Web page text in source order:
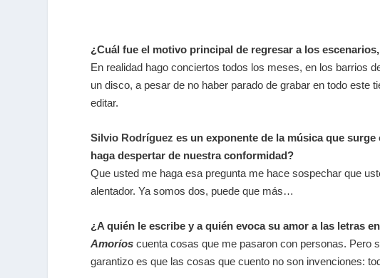
¿Cuál fue el motivo principal de regresar a los
En realidad hago conciertos todos los meses, en los barrios
un disco, a pesar de no haber parado de grabar en todo
editar.
Silvio Rodríguezes un exponente de la música que
haga despertar de nuestra conformidad?
Que usted me haga esa pregunta me hace sospechar que
alentador. Ya somos dos, puede que más…
¿A quién le escribe y a quién evoca su amor a las letras
Amoríoscuenta cosas que me pasaron con personas. Pero
garantizo es que las cosas que cuento no son invenciones: